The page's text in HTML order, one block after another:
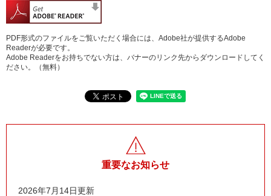
PDF形式のファイルをご覧いただく場合には、Adobe社が提供するAdobe
Readerが必要です。
Adobe Readerをお持ちでない方は、バナーのリンク先からダウンロードしてく
ださい。（無料）
重要なお知らせ
2026年7月14日更新